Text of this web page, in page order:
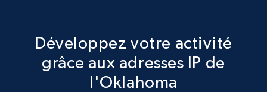
Développez votre activité
grâce aux adresses IP de
l'Oklahoma